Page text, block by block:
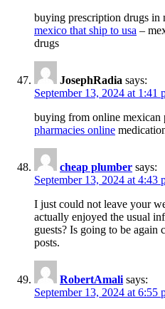
buying prescription drugs in
mexico that ship to usa –
drugs
JosephRadia says:
September 13, 2024 at 1:41
buying from online mexican
pharmacies online
cheap plumber says:
September 13, 2024 at 4:43
I just could not leave your
actually enjoyed the usual
guests? Is going to be
posts.
RobertAmali says:
September 13, 2024 at 6:55